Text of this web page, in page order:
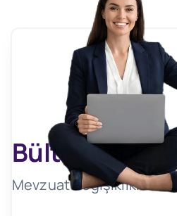
Bültenimize
Mevzuat Değişikliklerini